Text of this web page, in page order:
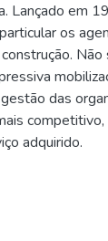
Lançado em
os
Não
das
adquirido.